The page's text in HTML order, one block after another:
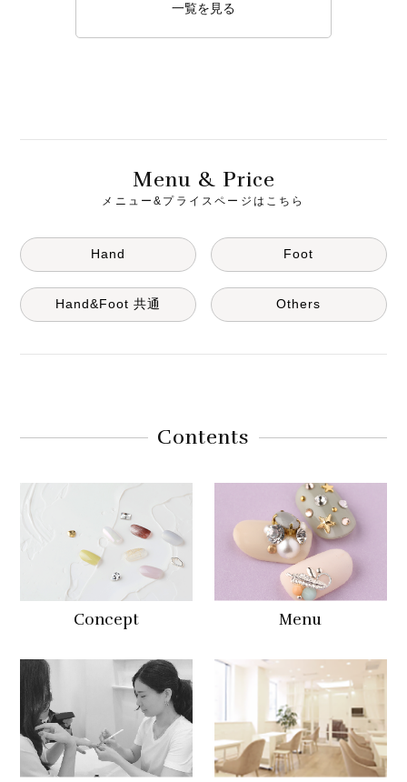
一覧を見る
Menu & Price
メニュー&プライスページはこちら
Hand Foot
Hand&Foot 共通 Others
Contents
Concept Menu